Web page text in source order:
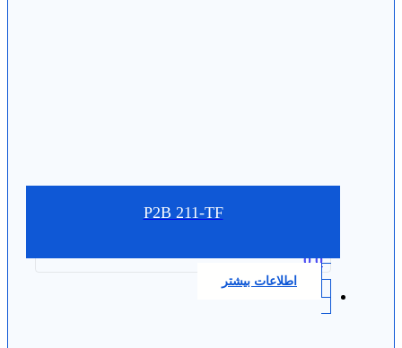
P2B 211-TF
0.0
اطلاعات بیشتر